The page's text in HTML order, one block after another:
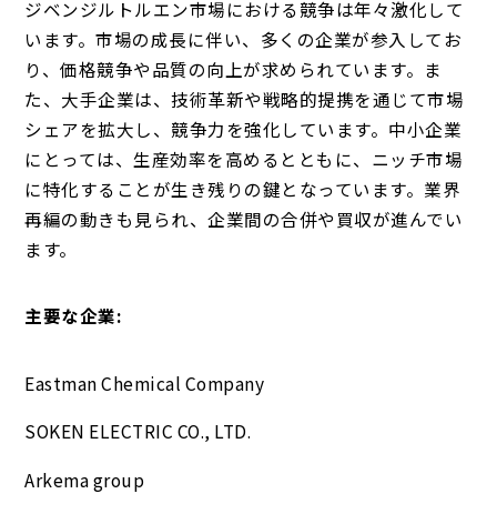
ジベンジルトルエン市場における競争は年々激化して
います。市場の成長に伴い、多くの企業が参入してお
り、価格競争や品質の向上が求められています。ま
た、大手企業は、技術革新や戦略的提携を通じて市場
シェアを拡大し、競争力を強化しています。中小企業
にとっては、生産効率を高めるとともに、ニッチ市場
に特化することが生き残りの鍵となっています。業界
再編の動きも見られ、企業間の合併や買収が進んでい
ます。
主要な企業:
Eastman Chemical Company
SOKEN ELECTRIC CO., LTD.
Arkema group